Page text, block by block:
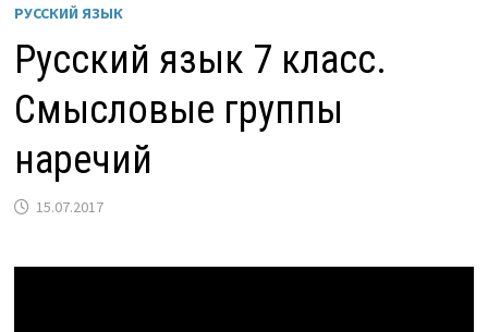
РУССКИЙ ЯЗЫК
Русский язык 7 класс.
Смысловые группы
наречий
15.07.2017